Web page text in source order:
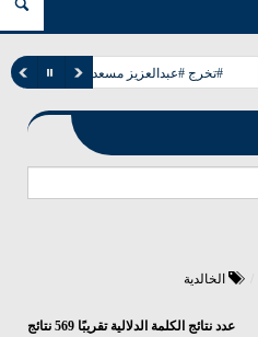
#تخرج #عبدالعزيز مسعد البشيت
الخالدية
عدد نتائج الكلمة الدلالية تقريبًا 569 نتائج